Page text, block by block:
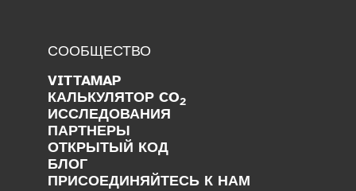
СООБЩЕСТВО
VITTAMAP
КАЛЬКУЛЯТОР CO2
ИССЛЕДОВАНИЯ
ПАРТНЕРЫ
ОТКРЫТЫЙ КОД
БЛОГ
ПРИСОЕДИНЯЙТЕСЬ К НАМ